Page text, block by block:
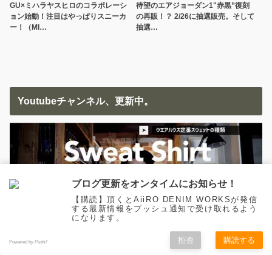
GU×ミハラヤスヒロのコラボレーシ
ョン始動！注目はやっぱりスニーカ
ー！（MI…
待望のエアジョーダン1"赤黒”復刻
の再販！？ 2/26に抽選販売。そして
抽選…
Youtubeチャンネル、更新中。
ブログ更新をオンタイムにお知らせ！
【購読】頂くとAiiRO DENIM WORKSが発信
する最新情報をプッシュ通知で受け取れるよう
になります。
Powered by Push7 拒否 購読する